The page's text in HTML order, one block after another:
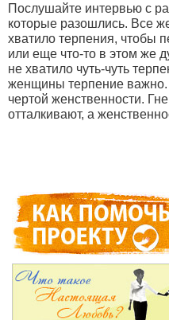
Послушайте интервью с
которые разошлись. Все
хватило терпения, чтобы
или еще что-то в этом же
не хватило чуть-чуть
женщины терпение важно.
чертой женственности.
отталкивают, а